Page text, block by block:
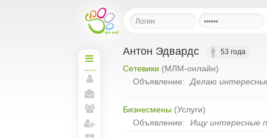
Начальная
Моя
страница
Мои
сообщения
Мои
друзья
Пригласить друзей
Антон Эдвардс 53 года
Сетевики (МЛМ-онлайн)
Объявление:
Делаю
Бизнесмены (Услуги)
Объявление:
Ищу интересные